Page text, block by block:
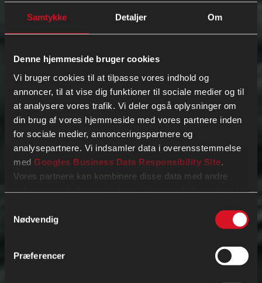
Samtykke Detaljer Om
Denne hjemmeside bruger cookies
Vi bruger cookies til at tilpasse vores indhold og
annoncer, til at vise dig funktioner til sociale medier og til
at analysere vores trafik. Vi deler også oplysninger om
din brug af vores hjemmeside med vores partnere inden
for sociale medier, annonceringspartnere og
analysepartnere. Vi indsamler data i overensstemmelse
med Googles Business Data Responsibility Site
Vores partnere kan kombinere disse data med andre
Nødvendig
Præferencer
Skriv til os
Vi vender tilbage hurtigst muligt.
Ring nu